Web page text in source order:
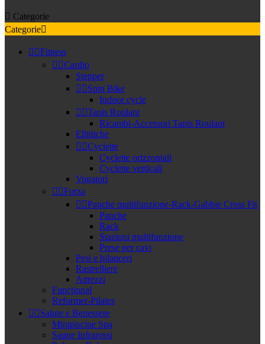
 Categorie
Categorie
 Fitness
 Cardio
Stepper
 Spin Bike
Indoor cycle
 Tapis Roulant
Ricambi-Accessori Tapis Roulant
Ellittiche
 Cyclette
Cyclette orizzontali
Cyclette verticali
Vogatori
 Forza
 Panche multifunzione-Rack-Gabbie Cross Fit
Panche
Rack
Stazioni multifunzione
Prese per cavi
Pesi e bilanceri
Rastrelliere
Attrezzi
Functional
Reformer-Pilates
 Salute e Benessere
Minipiscine Spa
Saune Infrarossi